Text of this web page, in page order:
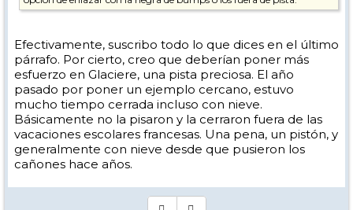
principiantes, en especial con niños. Lo viví de pequeño y lo he
revivido con mis hijos y amigos. Y lo que peor llevo es el cuello de
botella de la parte baja, es un infierno de gente, mala nieve y
peligroso. Además muchos años La Glaciere suele estar cerrada o con
poca nieve, con lo que todo el mundo baja por la principal.
¡Saludos foreros!
Efectivamente, suscribo todo lo que dices en el último
párrafo. Por cierto, creo que deberían poner más
esfuerzo en Glaciere, una pista preciosa. El año
pasado por poner un ejemplo cercano, estuvo
mucho tiempo cerrada incluso con nieve.
Básicamente no la pisaron y la cerraron fuera de las
vacaciones escolares francesas. Una pena, un pistón, y
generalmente con nieve desde que pusieron los
cañones hace años.